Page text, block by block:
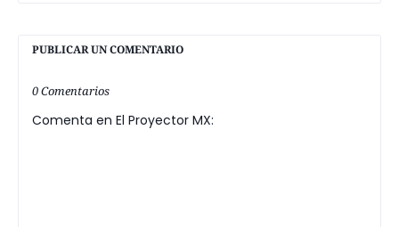
PUBLICAR UN COMENTARIO
0 Comentarios
Comenta en El Proyector MX: